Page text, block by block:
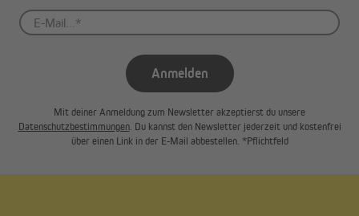
Anmelden
Mit deiner Anmeldung zum Newsletter akzeptierst du unsere
Datenschutzbestimmungen. Du kannst den Newsletter jederzeit und kostenfrei
über einen Link in der E-Mail abbestellen. *Pflichtfeld